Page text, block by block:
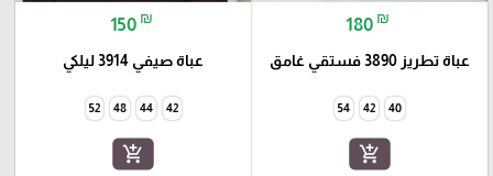
180 ₪
عباة تطريز 3890 فستقي غامق
40
42
54
add_shopping_cart
150 ₪
عباة صيفي 3914 ليلكي
42
44
48
52
add_shopping_cart